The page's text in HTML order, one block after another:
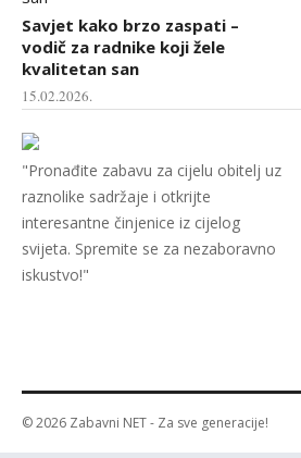
Savjet kako brzo zaspati –
vodič za radnike koji žele
kvalitetan san
15.02.2026.
"Pronađite zabavu za cijelu obitelj uz
raznolike sadržaje i otkrijte
interesantne činjenice iz cijelog
svijeta. Spremite se za nezaboravno
iskustvo!"
© 2026 Zabavni NET- Za sve generacije!